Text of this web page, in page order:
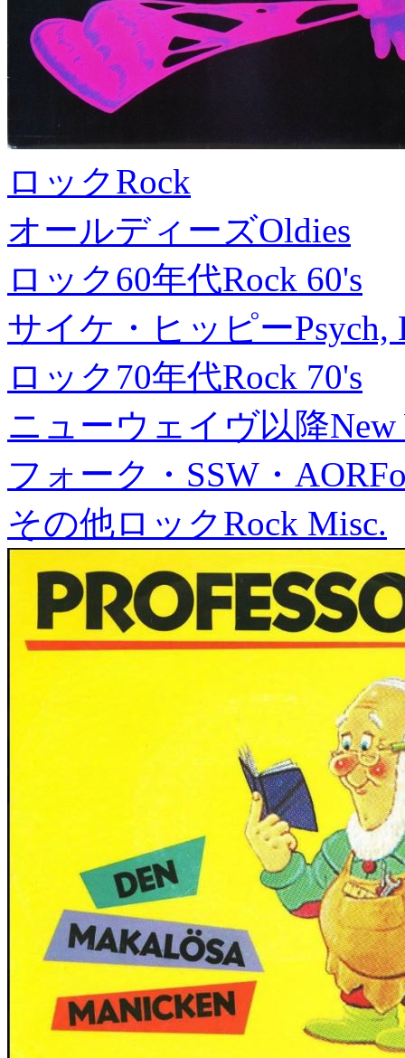
ロックRock
オールディーズOldies
ロック60年代Rock 60's
サイケ・ヒッピーPsych,
ロック70年代Rock 70's
ニューウェイヴ以降New
フォーク・SSW・AOR
その他ロックRock Misc.